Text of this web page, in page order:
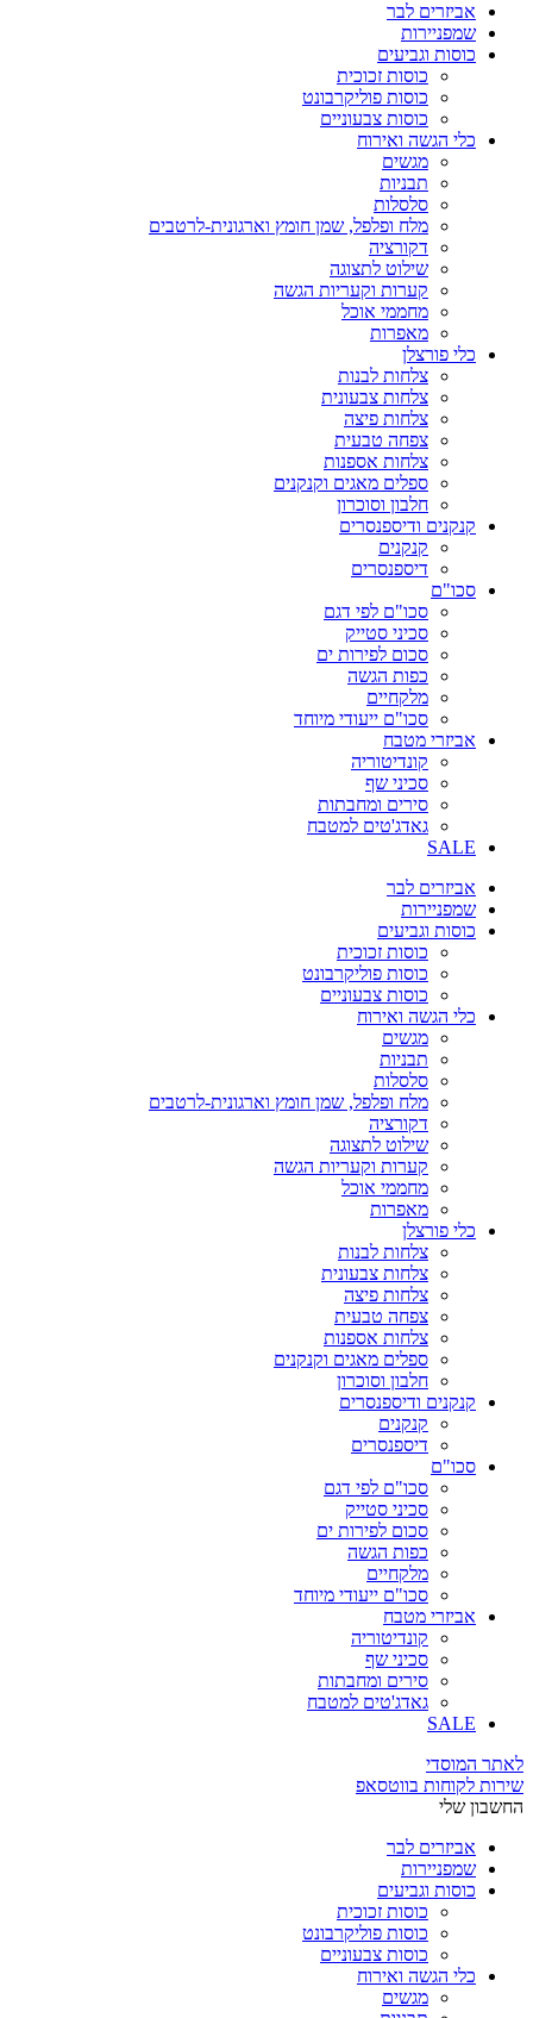
אביזרים לבר
שמפניירות
כוסות וגביעים
כוסות זכוכית
כוסות פוליקרבונט
כוסות צבעוניים
כלי הגשה ואירוח
מגשים
תבניות
סלסלות
מלח ופלפל, שמן חומץ וארגונית-לרטבים
דקורציה
שילוט לתצוגה
קערות וקעריות הגשה
מחממי אוכל
מאפרות
כלי פורצלן
צלחות לבנות
צלחות צבעונית
צלחות פיצה
צפחה טבעית
צלחות אספנות
ספלים מאגים וקנקנים
חלבון וסוכרון
קנקנים ודיספנסרים
קנקנים
דיספנסרים
סכו"ם
סכו"ם לפי דגם
סכיני סטייק
סכום לפירות ים
כפות הגשה
מלקחיים
סכו"ם ייעודי מיוחד
אביזרי מטבח
קונדיטוריה
סכיני שף
סירים ומחבתות
גאדג'טים למטבח
SALE
אביזרים לבר
שמפניירות
כוסות וגביעים
כוסות זכוכית
כוסות פוליקרבונט
כוסות צבעוניים
כלי הגשה ואירוח
מגשים
תבניות
סלסלות
מלח ופלפל, שמן חומץ וארגונית-לרטבים
דקורציה
שילוט לתצוגה
קערות וקעריות הגשה
מחממי אוכל
מאפרות
כלי פורצלן
צלחות לבנות
צלחות צבעונית
צלחות פיצה
צפחה טבעית
צלחות אספנות
ספלים מאגים וקנקנים
חלבון וסוכרון
קנקנים ודיספנסרים
קנקנים
דיספנסרים
סכו"ם
סכו"ם לפי דגם
סכיני סטייק
סכום לפירות ים
כפות הגשה
מלקחיים
סכו"ם ייעודי מיוחד
אביזרי מטבח
קונדיטוריה
סכיני שף
סירים ומחבתות
גאדג'טים למטבח
SALE
לאתר המוסדי
שירות לקוחות בווטסאפ
החשבון שלי
אביזרים לבר
שמפניירות
כוסות וגביעים
כוסות זכוכית
כוסות פוליקרבונט
כוסות צבעוניים
כלי הגשה ואירוח
מגשים